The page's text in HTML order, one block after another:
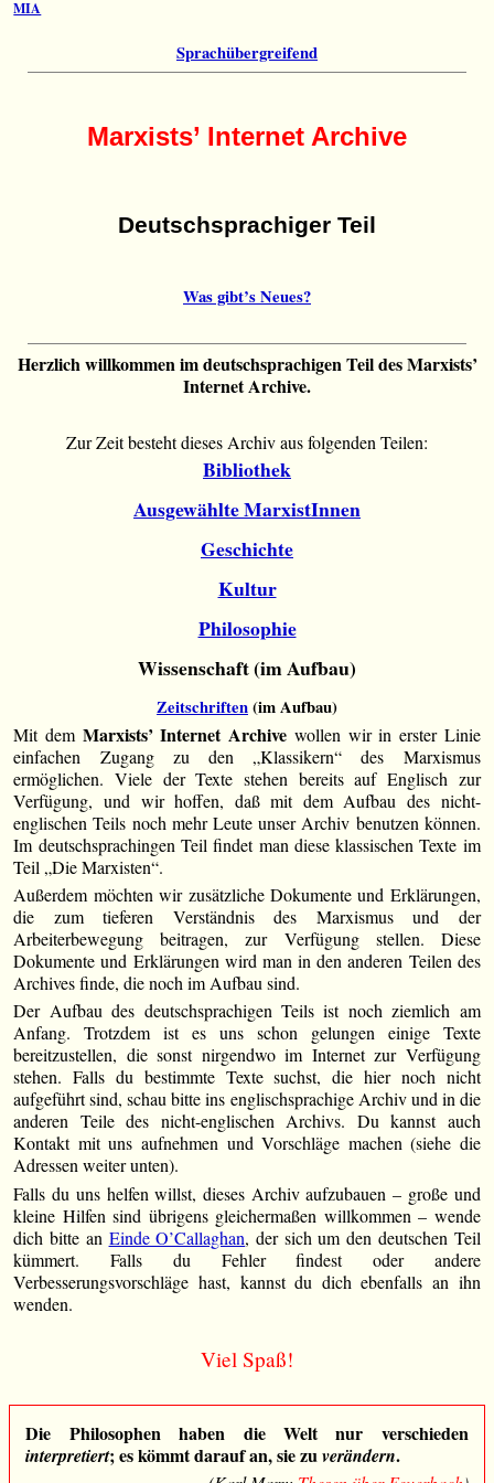
MIA
Sprachübergreifend
Marxists’ Internet Archive
Deutschsprachiger Teil
Was gibt’s Neues?
Herzlich willkommen im deutschsprachigen Teil des Marxists’
Internet Archive.
Zur Zeit besteht dieses Archiv aus folgenden Teilen:
Bibliothek
Ausgewählte MarxistInnen
Geschichte
Kultur
Philosophie
Wissenschaft (im Aufbau)
Zeitschriften(im Aufbau)
Mit dem Marxists’ Internet Archive wollen wir in erster Linie
einfachen Zugang zu den „Klassikern“ des Marxismus
ermöglichen. Viele der Texte stehen bereits auf Englisch zur
Verfügung, und wir hoffen, daß mit dem Aufbau des nicht-
englischen Teils noch mehr Leute unser Archiv benutzen können.
Im deutschsprachingen Teil findet man diese klassischen Texte im
Teil „Die Marxisten“.
Außerdem möchten wir zusätzliche Dokumente und Erklärungen,
die zum tieferen Verständnis des Marxismus und der
Arbeiterbewegung beitragen, zur Verfügung stellen. Diese
Dokumente und Erklärungen wird man in den anderen Teilen des
Archives finde, die noch im Aufbau sind.
Der Aufbau des deutschsprachigen Teils ist noch ziemlich am
Anfang. Trotzdem ist es uns schon gelungen einige Texte
bereitzustellen, die sonst nirgendwo im Internet zur Verfügung
stehen. Falls du bestimmte Texte suchst, die hier noch nicht
aufgeführt sind, schau bitte ins englischsprachige Archiv und in die
anderen Teile des nicht-englischen Archivs. Du kannst auch
Kontakt mit uns aufnehmen und Vorschläge machen (siehe die
Adressen weiter unten).
Falls du uns helfen willst, dieses Archiv aufzubauen – große und
kleine Hilfen sind übrigens gleichermaßen willkommen – wende
dich bitte an Einde O’Callaghan, der sich um den deutschen Teil
kümmert. Falls du Fehler findest oder andere
Verbesserungsvorschläge hast, kannst du dich ebenfalls an ihn
wenden.
Viel Spaß!
Die Philosophen haben die Welt nur verschieden
interpretiert; es kömmt darauf an, sie zuverändern.